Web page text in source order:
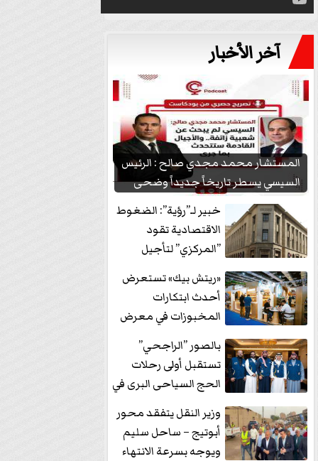
آخر الأخبار
المستشار محمد مجدي صالح : الرئيس
السيسي يسطر تاريخاً جديداً وضحى
بشعبيته...
خبير لـ”رؤية”: الضغوط
الاقتصادية تقود
”المركزي” لتأجيل
«ريتش بيك» تستعرض
أحدث ابتكارات
المخبوزات في معرض
منتجات...
بالصور ”الراجحي”
تستقبل أولى رحلات
الحج السياحى البرى في
وزير النقل يتفقد محور
أبوتيج – ساحل سليم
ويوجه بسرعة الانتهاء